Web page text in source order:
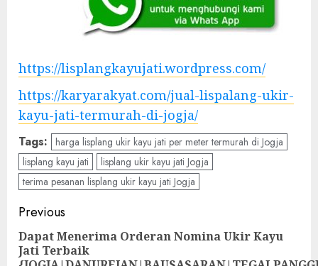
https://lisplangkayujati.wordpress.com/
https://karyarakyat.com/jual-lispalang-ukir-
kayu-jati-termurah-di-jogja/
Tags: harga lisplang ukir kayu jati per meter termurah di Jogja
lisplang kayu jati
lisplang ukir kayu jati Jogja
terima pesanan lisplang ukir kayu jati Jogja
Previous
Dapat Menerima Orderan Nomina Ukir Kayu
Jati Terbaik